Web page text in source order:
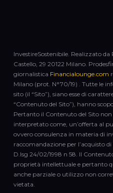
InvestireSostenibile. Realizzato da
Castello, 29 20122 Milano.
giornalistica Financialounge.com
Milano (prot. N°70/19) . Tutte le
sito (il “Sito”), siano esse di
“Contenuto del Sito”), hanno
Pertanto il Contenuto del Sito non
interpretato come, un’offerta al
ovvero consulenza in materia di
raccomandazione per l’acquisto
D.lsg 24/02/1998 n 58. Il
proprietà intellettuale e pertanto
anche parziale o utilizzo non
vietata.